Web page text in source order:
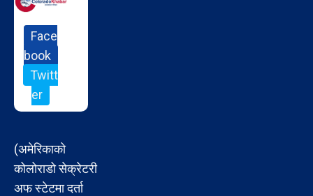
Face
book
Twitt
er
(अमेरिकाको
कोलोराडो सेक्रेटरी
अफ स्टेटमा दर्ता